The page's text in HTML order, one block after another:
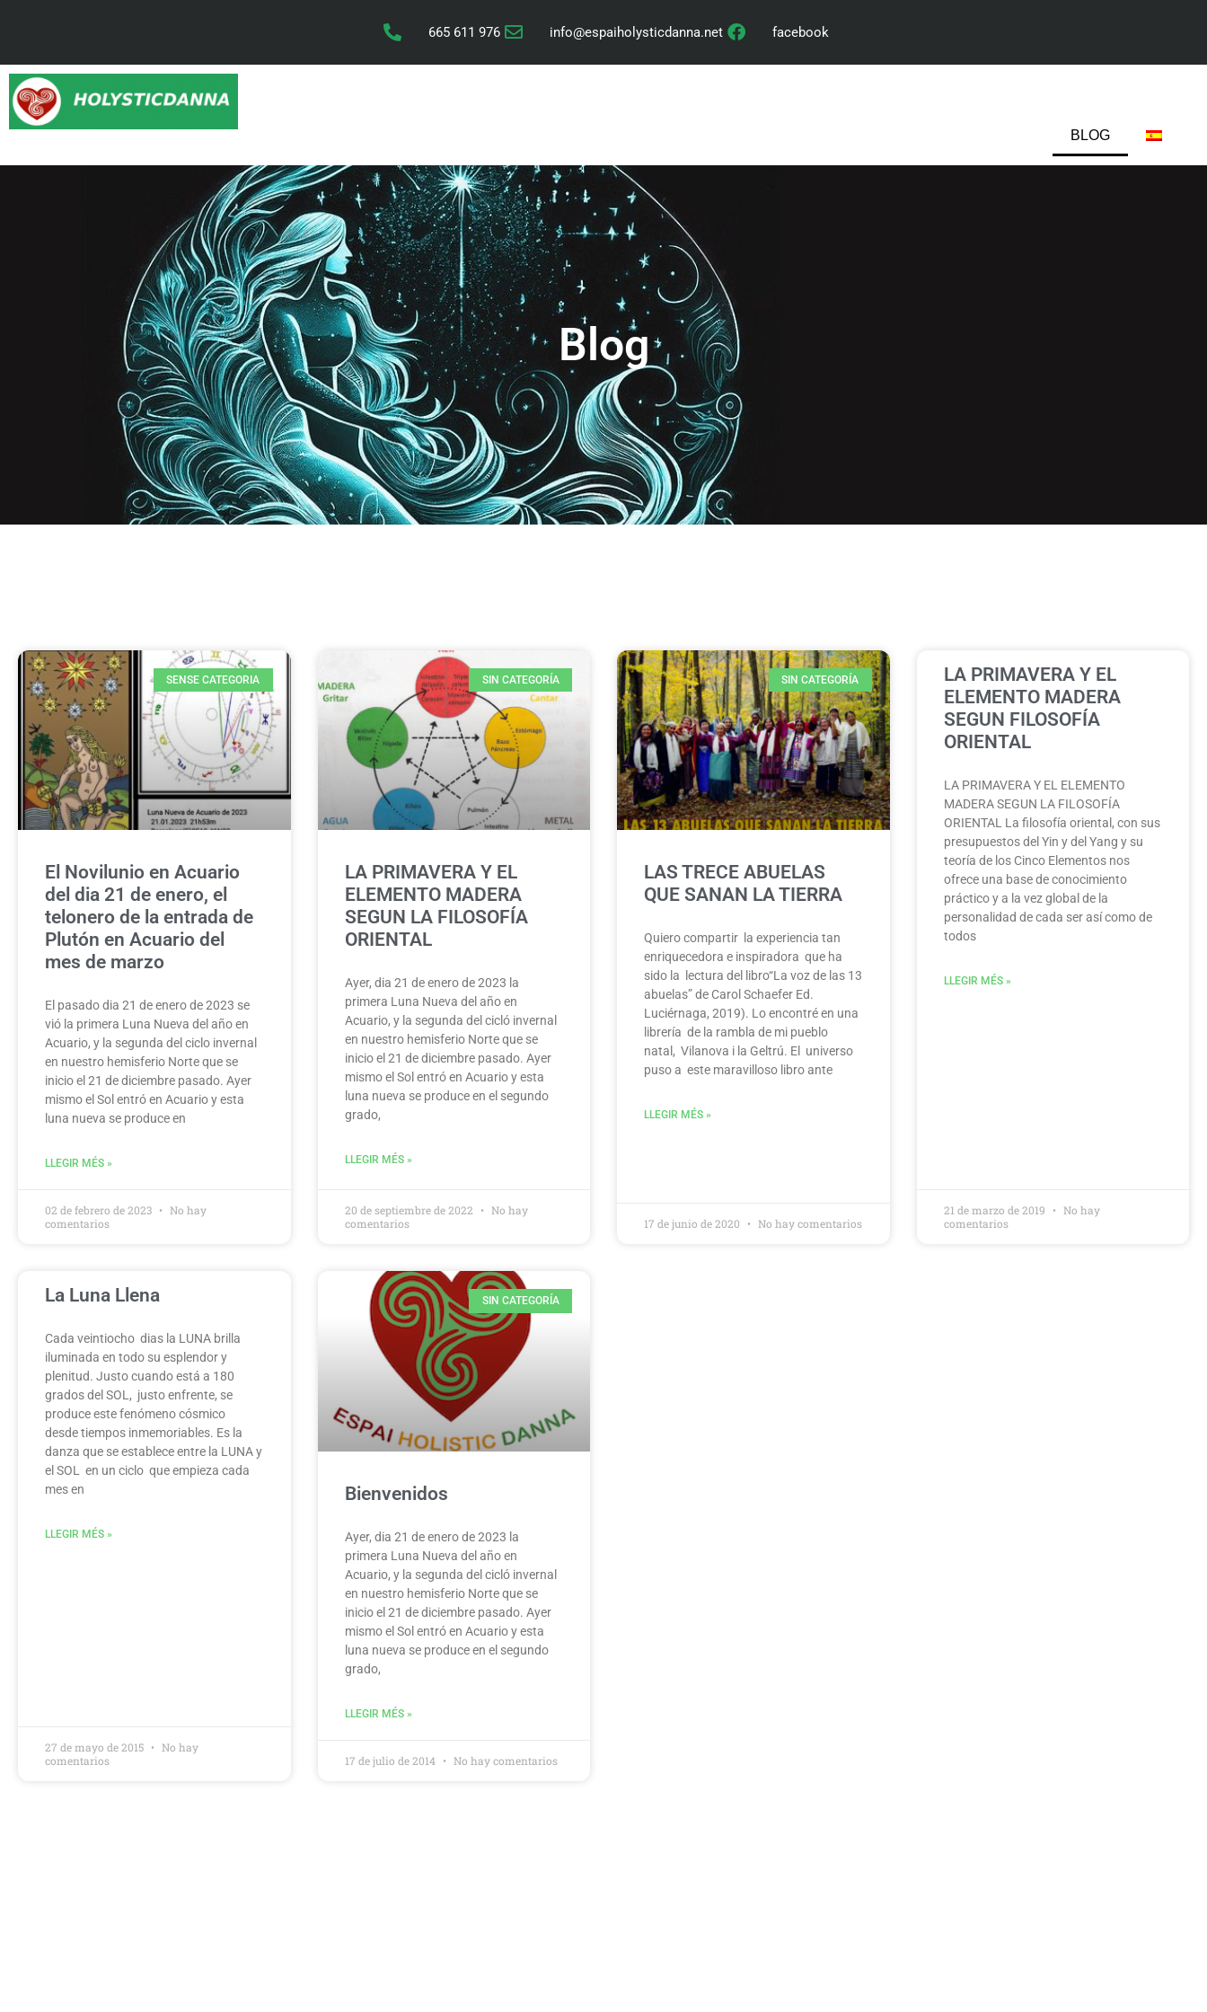
665 611 976 info@espaiholysticdanna.net facebook
BLOG
Blog
SENSE CATEGORIA
El Novilunio en Acuario
del dia 21 de enero, el
telonero de la entrada de
Plutón en Acuario del
mes de marzo
El pasado dia 21 de enero de 2023 se
vió la primera Luna Nueva del año en
Acuario, y la segunda del ciclo invernal
en nuestro hemisferio Norte que se
inicio el 21 de diciembre pasado. Ayer
mismo el Sol entró en Acuario y esta
luna nueva se produce en
LLEGIR MÉS »
02 de febrero de 2023
No hay
comentarios
SIN CATEGORÍA
LA PRIMAVERA Y EL
ELEMENTO MADERA
SEGUN LA FILOSOFÍA
ORIENTAL
Ayer, dia 21 de enero de 2023 la
primera Luna Nueva del año en
Acuario, y la segunda del cicló invernal
en nuestro hemisferio Norte que se
inicio el 21 de diciembre pasado. Ayer
mismo el Sol entró en Acuario y esta
luna nueva se produce en el segundo
grado,
LLEGIR MÉS »
20 de septiembre de 2022
No hay
comentarios
SIN CATEGORÍA
LAS TRECE ABUELAS
QUE SANAN LA TIERRA
Quiero compartir la experiencia tan
enriquecedora e inspiradora que ha
sido la lectura del libro“La voz de las 13
abuelas” de Carol Schaefer Ed.
Luciérnaga, 2019). Lo encontré en una
librería de la rambla de mi pueblo
natal, Vilanova i la Geltrú. El universo
puso a este maravilloso libro ante
LLEGIR MÉS »
17 de junio de 2020 No hay comentarios
LA PRIMAVERA Y EL
ELEMENTO MADERA
SEGUN FILOSOFÍA
ORIENTAL
LA PRIMAVERA Y EL ELEMENTO
MADERA SEGUN LA FILOSOFÍA
ORIENTAL La filosofía oriental, con sus
presupuestos del Yin y del Yang y su
teoría de los Cinco Elementos nos
ofrece una base de conocimiento
práctico y a la vez global de la
personalidad de cada ser así como de
todos
LLEGIR MÉS »
21 de marzo de 2019
No hay
comentarios
La Luna Llena
Cada veintiocho dias la LUNA brilla
iluminada en todo su esplendor y
plenitud. Justo cuando está a 180
grados del SOL, justo enfrente, se
produce este fenómeno cósmico
desde tiempos inmemoriables. Es la
danza que se establece entre la LUNA y
el SOL en un ciclo que empieza cada
mes en
LLEGIR MÉS »
27 de mayo de 2015
No hay
comentarios
SIN CATEGORÍA
Bienvenidos
Ayer, dia 21 de enero de 2023 la
primera Luna Nueva del año en
Acuario, y la segunda del cicló invernal
en nuestro hemisferio Norte que se
inicio el 21 de diciembre pasado. Ayer
mismo el Sol entró en Acuario y esta
luna nueva se produce en el segundo
grado,
LLEGIR MÉS »
17 de julio de 2014 No hay comentarios